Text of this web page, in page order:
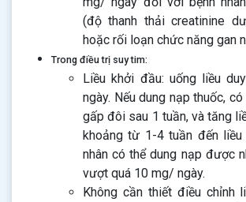
(độ thanh thải creatinine
hoặc rối loạn chức năng gan
Trong điều trị suy tim:
Liều khởi đầu: uống liều
ngày. Nếu dung nạp thuốc,
gấp đôi sau 1 tuần, và tăng
khoảng từ 1-4 tuần đến
nhân có thể dung nạp được
vượt quá 10 mg/ ngày.
Không cần thiết điều chỉnh